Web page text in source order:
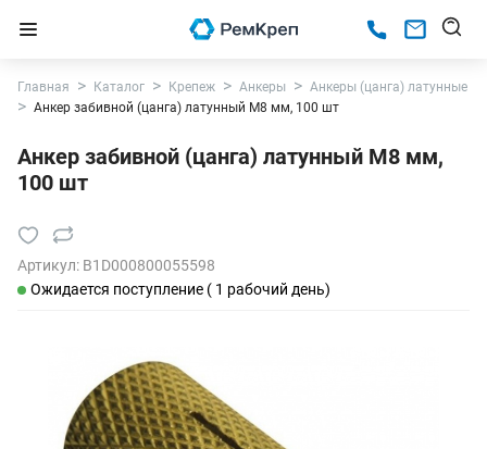
Главная Каталог Крепеж Анкеры
Анкеры (цанга) латунные
Анкер забивной (цанга) латунный М8 мм, 100 шт
Анкер забивной (цанга) латунный М8 мм,
100 шт
Артикул: B1D000800055598
Ожидается поступление ( 1 рабочий день)